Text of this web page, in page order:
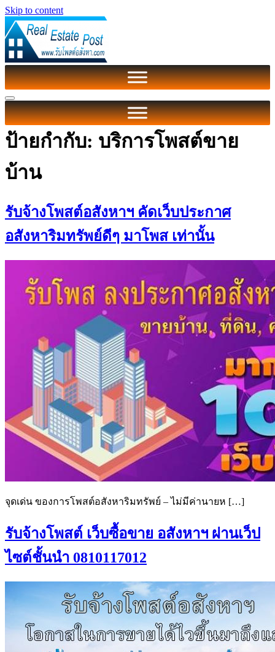
Skip to content
ป้ายกำกับ: บริการโพสต์ขาย
บ้าน
รับจ้างโพสต์อสังหาฯ คัดเว็บประกาศ
อสังหาริมทรัพย์ดีๆ มาโพส เท่านั้น
จุดเด่น ของการโพสต์อสังหาริมทรัพย์ – ไม่มีค่านายห […]
รับจ้างโพสต์ เว็บซื้อขาย อสังหาฯ ผ่านเว็ป
ไซต์ชั้นนำ 0810117012